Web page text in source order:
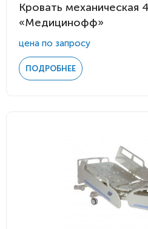
Кровать механическая
«Медицинофф»
цена по запросу
ПОДРОБНЕЕ